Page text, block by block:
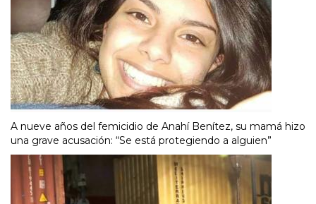
A nueve años del femicidio de Anahí Benítez, su mamá hizo
una grave acusación: “Se está protegiendo a alguien”